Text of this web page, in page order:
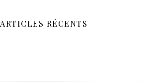
ARTICLES RÉCENTS